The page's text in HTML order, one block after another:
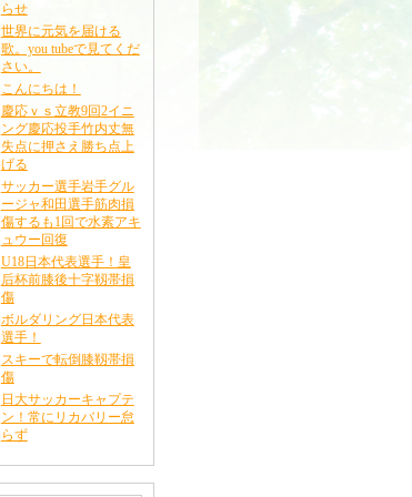
らせ
世界に元気を届ける
歌。you tubeで見てくだ
さい。
こんにちは！
慶応ｖｓ立教9回2イニ
ング慶応投手竹内丈無
失点に押さえ勝ち点上
げる
サッカー選手岩手グル
ージャ和田選手筋肉損
傷するも1回で水素アキ
ュウー回復
U18日本代表選手！皇
后杯前膝後十字靱帯損
傷
ボルダリング日本代表
選手！
スキーで転倒膝靱帯損
傷
日大サッカーキャプテ
ン！常にリカバリー怠
らず